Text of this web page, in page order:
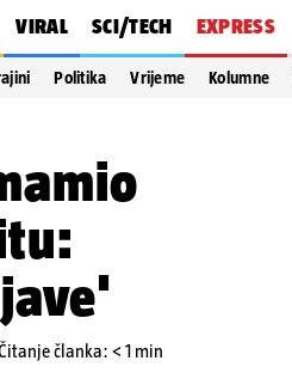
VIRAL SCI/TECH EXPRESS
Politika Vrijeme Kolumne
članka: < 1 min